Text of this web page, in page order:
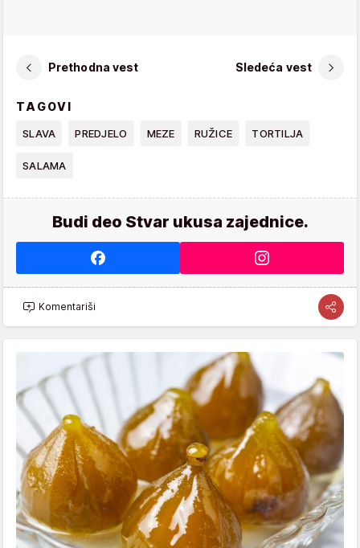
Prethodna vest Sledeća vest
TAGOVI
SLAVA PREDJELO MEZE RUŽICE TORTILJA
SALAMA
Budi deo Stvar ukusa zajednice.
Komentariši